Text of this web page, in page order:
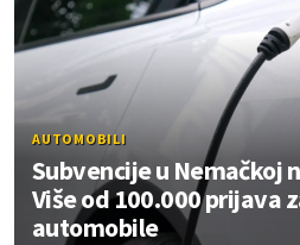
AUTOMOBILI
Subvencije u Nemačkoj
Više od 100.000 prijava
automobile